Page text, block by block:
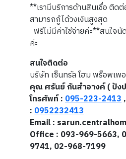
**เรามีบริการด้านสินเชื่อ ติด
สามารถกู้ได้วงเงินสูงสุด
ฟรีไม่มีค่าใช้จ่ายค่ะ**สนใจนั
ค่ะ
สนใจติดต่อ
บริษัท เซ็นทรัล โฮม พร็อพเพ
คุณ ศรันย์ กันสำอางค์ ( ปัง
โทรศัพท์ :095-223-2413
:0952232413
Email :
Office : 093-969-5663,
9741, 02-968-7199